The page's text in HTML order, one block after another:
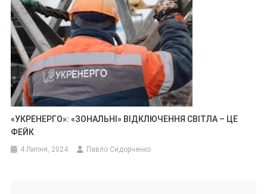
«УКРЕНЕРГО»: «ЗОНАЛЬНІ» ВІДКЛЮЧЕННЯ СВІТЛА – ЦЕ
ФЕЙК
4 Липня, 2024 Павло Сидорченко